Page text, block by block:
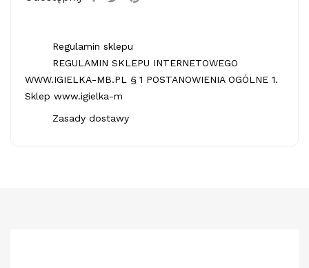
Regulamin sklepu
REGULAMIN SKLEPU INTERNETOWEGO
WWW.IGIELKA-MB.PL § 1 POSTANOWIENIA OGÓLNE 1.
Sklep www.igielka-m
Zasady dostawy